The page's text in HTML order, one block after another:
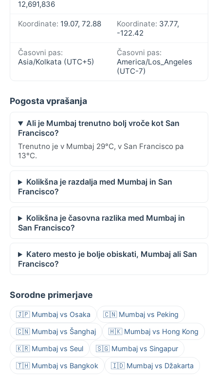
12,691,836
Koordinate: 19.07, 72.88 Koordinate: 37.77,
-122.42
Časovni pas:
Asia/Kolkata (UTC+5)
Časovni pas:
America/Los_Angeles
(UTC-7)
Pogosta vprašanja
Ali je Mumbaj trenutno bolj vroče kot San
Francisco?
Trenutno je v Mumbaj 29°C, v San Francisco pa
13°C.
Kolikšna je razdalja med Mumbaj in San
Francisco?
Kolikšna je časovna razlika med Mumbaj in
San Francisco?
Katero mesto je bolje obiskati, Mumbaj ali San
Francisco?
Sorodne primerjave
🇯🇵 Mumbaj vs Osaka 🇨🇳 Mumbaj vs Peking
🇨🇳 Mumbaj vs Šanghaj 🇭🇰 Mumbaj vs Hong Kong
🇰🇷 Mumbaj vs Seul 🇸🇬 Mumbaj vs Singapur
🇹🇭 Mumbaj vs Bangkok 🇮🇩 Mumbaj vs Džakarta